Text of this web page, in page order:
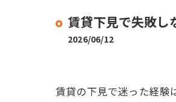
賃貸下見で失敗し
2026/06/12
賃貸の下見で迷った経験